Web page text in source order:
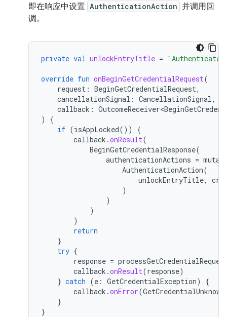
即在响应中设置 AuthenticationAction 并调用回
调。
private val unlockEntryTitle = "Authenticate
override fun onBeginGetCredentialRequest(
request : BeginGetCredentialRequest,
cancellationSignal : CancellationSignal,
callback :
)
{
if (isAppLocked())
{
callback .onResult(
BeginGetCredentialResponse(
authenticationActions =
AuthenticationAction(
unlockEntryTitle,
)
)
)
)
return
}
try {
response =
callback .onResult(response)
} catch (e : GetCredentialException)
{
callback .onError(
}
}